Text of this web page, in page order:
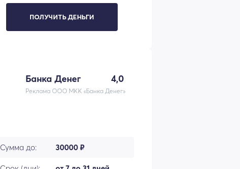
ПОЛУЧИТЬ ДЕНЬГИ
Банка Денег 4,0
Реклама ООО МКК «Банка Денег»
Сумма до: 30000 ₽